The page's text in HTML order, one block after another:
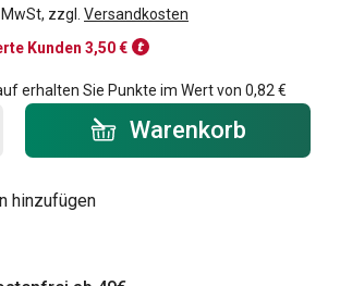
zzgl. Versandkosten
Kunden 3,50 €
erhalten Sie Punkte im Wert von 0,82 €
- Menge Warenkorb
hinzufügen